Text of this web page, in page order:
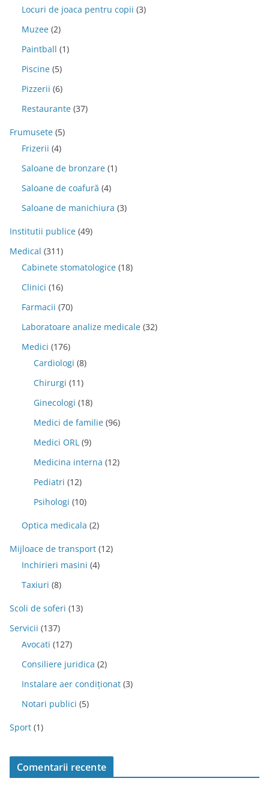
Locuri de joaca pentru copii (3)
Muzee (2)
Paintball (1)
Piscine (5)
Pizzerii (6)
Restaurante (37)
Frumusete (5)
Frizerii (4)
Saloane de bronzare (1)
Saloane de coafură (4)
Saloane de manichiura (3)
Institutii publice (49)
Medical (311)
Cabinete stomatologice (18)
Clinici (16)
Farmacii (70)
Laboratoare analize medicale (32)
Medici (176)
Cardiologi (8)
Chirurgi (11)
Ginecologi (18)
Medici de familie (96)
Medici ORL (9)
Medicina interna (12)
Pediatri (12)
Psihologi (10)
Optica medicala (2)
Mijloace de transport (12)
Inchirieri masini (4)
Taxiuri (8)
Scoli de soferi (13)
Servicii (137)
Avocati (127)
Consiliere juridica (2)
Instalare aer condiționat (3)
Notari publici (5)
Sport (1)
Comentarii recente